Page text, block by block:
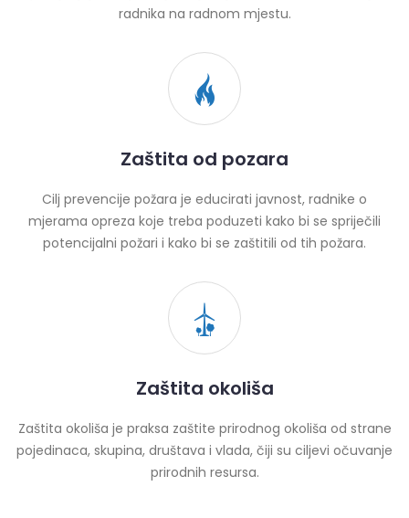
radnika na radnom mjestu.
Zaštita od pozara
Cilj prevencije požara je educirati javnost, radnike o
mjerama opreza koje treba poduzeti kako bi se spriječili
potencijalni požari i kako bi se zaštitili od tih požara.
Zaštita okoliša
Zaštita okoliša je praksa zaštite prirodnog okoliša od strane
pojedinaca, skupina, društava i vlada, čiji su ciljevi očuvanje
prirodnih resursa.